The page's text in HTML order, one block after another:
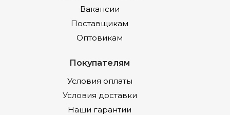
Вакансии
Поставщикам
Оптовикам
Покупателям
Условия оплаты
Условия доставки
Наши гарантии